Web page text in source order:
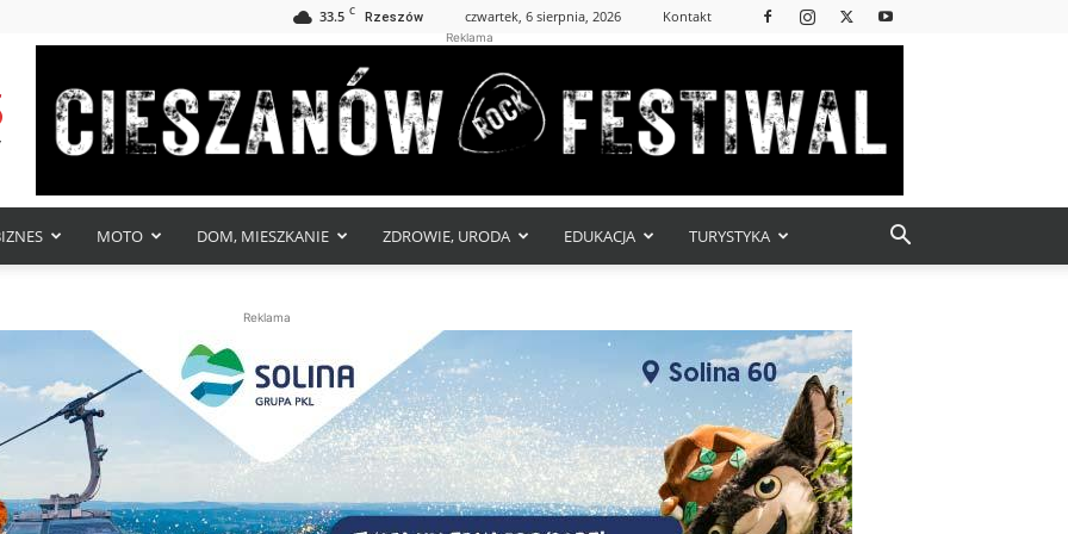
33.5 C Rzeszów czwartek, 6 sierpnia, 2026 Kontakt
Reklama
MOTO DOM, MIESZKANIE ZDROWIE, URODA EDUKACJA TURYSTYKA
Reklama